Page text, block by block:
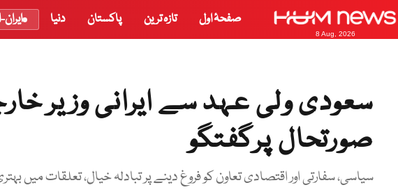
8 Aug, 2026
صفحۂ اول تازہ ترین پاکستان دنیا
سعودی ولی عہد سے ایرانی وزیر
صورتحال پرگفتگو
سیاسی، سفارتی اور اقتصادی تعاون کو فروغ دینے پر تبادلہ خیال، تعلقات میں